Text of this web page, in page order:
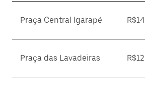
Praça Central Igarapé R$14
Praça das Lavadeiras R$12